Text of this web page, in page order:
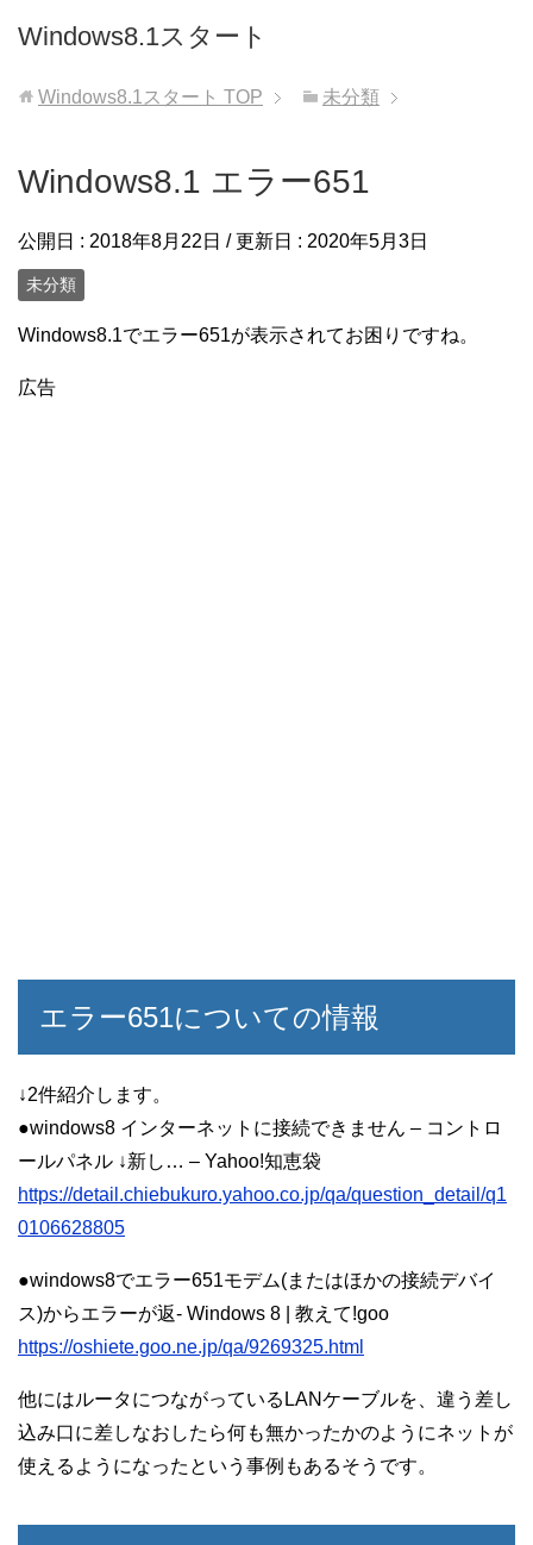
Windows8.1スタート
Windows8.1スタート TOP 未分類
Windows8.1 エラー651
公開日 : 2018年8月22日 / 更新日 : 2020年5月3日
未分類
Windows8.1でエラー651が表示されてお困りですね。
広告
エラー651についての情報
↓2件紹介します。
●windows8 インターネットに接続できません – コントロ
ールパネル ↓新し… – Yahoo!知恵袋
https://detail.chiebukuro.yahoo.co.jp/qa/question_detail/q1
0106628805
●windows8でエラー651モデム(またはほかの接続デバイ
ス)からエラーが返- Windows 8 | 教えて!goo
https://oshiete.goo.ne.jp/qa/9269325.html
他にはルータにつながっているLANケーブルを、違う差し
込み口に差しなおしたら何も無かったかのようにネットが
使えるようになったという事例もあるそうです。